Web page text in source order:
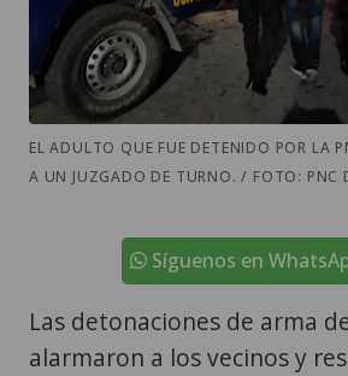
EL ADULTO QUE FUE DETENIDO POR LA
A UN JUZGADO DE TURNO. / FOTO: PNC
Síguenos en
Las detonaciones de arma
alarmaron a los vecinos y